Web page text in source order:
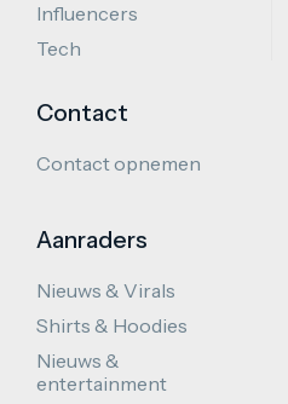
Influencers
Tech
Contact
Contact opnemen
Aanraders
Nieuws & Virals
Shirts & Hoodies
Nieuws &
entertainment